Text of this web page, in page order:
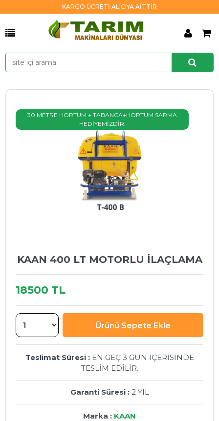
KARGO ÜCRETİ ALICIYA AİTTİR
30 METRE HORTUM + TABANCA+HORTUM SARMA
HEDİYEMİZDİR.
KAAN 400 LT MOTORLU İLAÇLAMA
18500 TL
Teslimat Süresi : EN GEÇ 3 GÜN İÇERİSİNDE
TESLİM EDİLİR.
Garanti Süresi : 2 YIL
Marka : KAAN